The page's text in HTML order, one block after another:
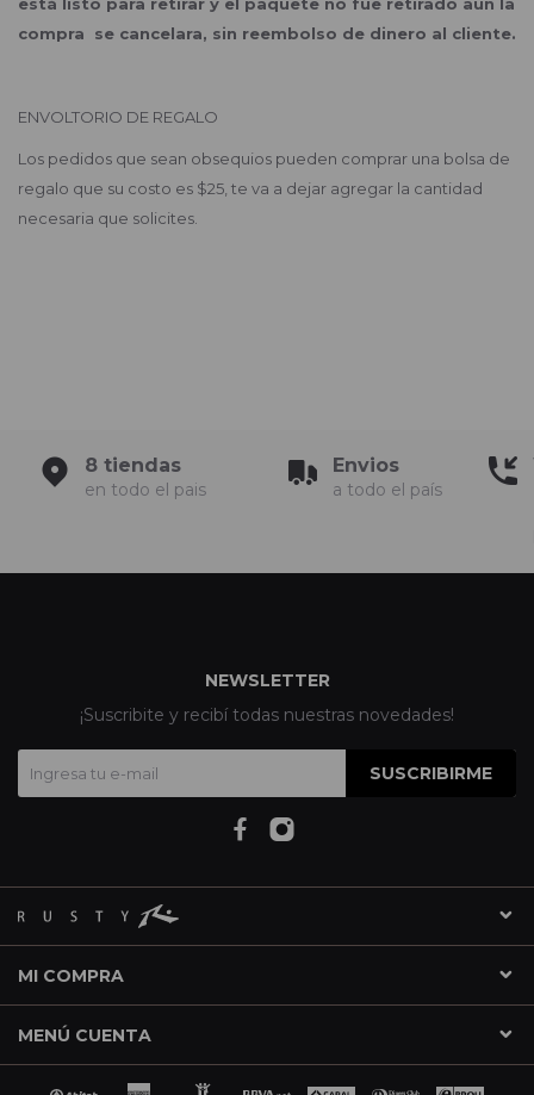
compra se cancelara, sin reembolso de dinero al cliente.
ENVOLTORIO DE REGALO
Los pedidos que sean obsequios pueden comprar una bolsa de
regalo que su costo es $25, te va a dejar agregar la cantidad
necesaria que solicites.
8 tiendas
en todo el pais
Envios
a todo el país
MI COMPRA
MENÚ CUENTA
NEWSLETTER
¡Suscribite y recibí todas nuestras novedades!
SUSCRIBIRME